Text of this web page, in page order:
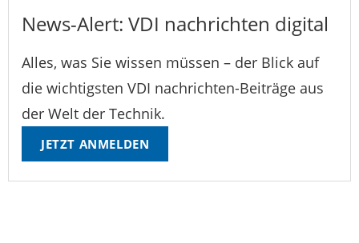
News-Alert: VDI nachrichten digital
Alles, was Sie wissen müssen – der Blick auf
die wichtigsten VDI nachrichten-Beiträge aus
der Welt der Technik.
JETZT ANMELDEN